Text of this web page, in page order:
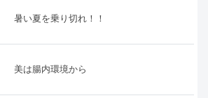
暑い夏を乗り切れ！！
美は腸内環境から